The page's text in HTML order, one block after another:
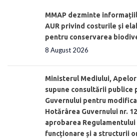
MMAP dezminte
AUR privind costurile și
pentru conservarea
8 August 2026
Ministerul Mediului,
supune consultării publice
Guvernului pentru
Hotărârea Guvernului nr.
aprobarea
funcționare și a structurii